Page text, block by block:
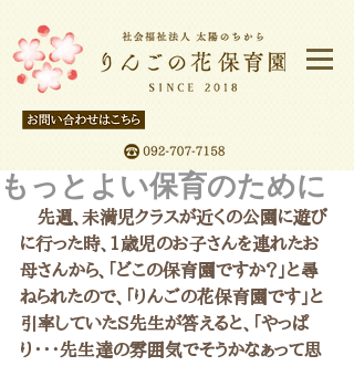
もっとよい保育のために
先週、未満児クラスが近くの公園に遊び
に行った時、1歳児のお子さんを連れたお
母さんから、「どこの保育園ですか？」と尋
ねられたので、「りんごの花保育園です」と
引率していたS先生が答えると、「やっぱ
り・・・先生達の雰囲気でそうかなぁって思